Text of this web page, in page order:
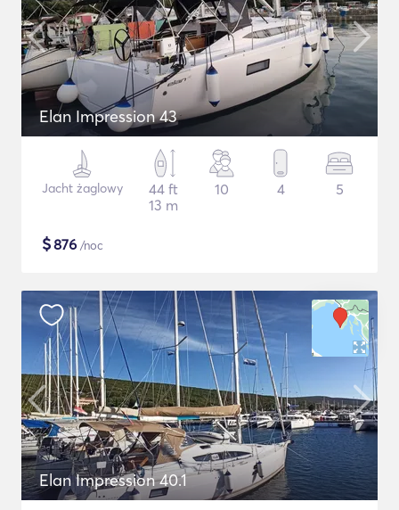
Elan Impression 43
Jacht żaglowy
44 ft
13 m
10 4 5
$876 /noc
Elan Impression 40.1